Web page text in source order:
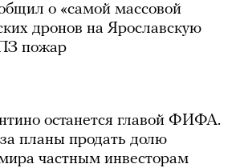
о «самой массовой
дронов на Ярославскую
пожар
останется главой ФИФА.
планы продать долю
частным инвесторам